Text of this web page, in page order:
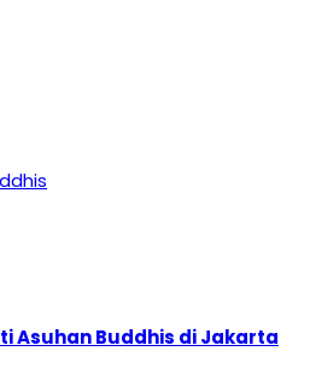
Asuhan Buddhis di Jakarta